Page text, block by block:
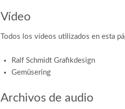
Vídeo
Todos los vídeos utilizados en esta
Ralf Schmidt Grafikdesign
Gemüsering
Archivos de audio